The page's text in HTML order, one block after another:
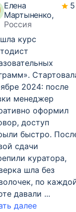
Елена
Мартыненко,
Россия
5
курс
2024: после
менеджер
оформил
доступ
быстро.
сдачи
куратора,
шла без
по
давали ...
далее